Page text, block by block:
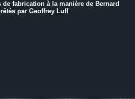
fabrication à la manière de Bernard
par Geoffrey Luff